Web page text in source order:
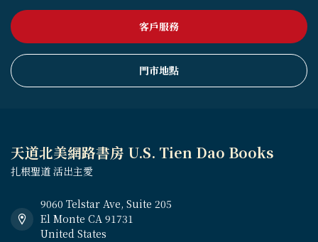
客戶服務
門市地點
天道北美網路書房 U.S. Tien Dao Books
扎根聖道 活出主愛
9060 Telstar Ave, Suite 205
El Monte CA 91731
United States